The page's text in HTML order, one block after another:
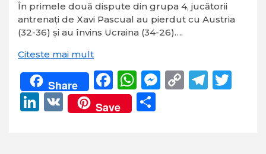
În primele două dispute din grupa 4, jucătorii
antrenaţi de Xavi Pascual au pierdut cu Austria
(32-36) şi au învins Ucraina (34-26)….
Citeste mai mult
Share Facebook
WhatsApp
Messenger
Copy
LinkedIn
VK Save